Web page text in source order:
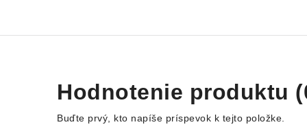
Hodnotenie produktu
Buďte prvý, kto napíše príspevok k tejto položke.